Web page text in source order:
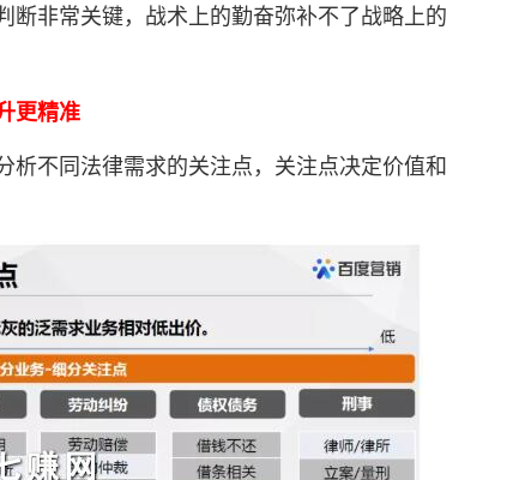
非常关键，战术上的勤奋弥补不了战略上的
更精准
不同法律需求的关注点，关注点决定价值和